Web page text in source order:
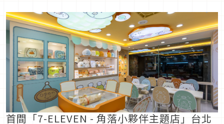
首間「7-ELEVEN - 角落小夥伴主題店」台北